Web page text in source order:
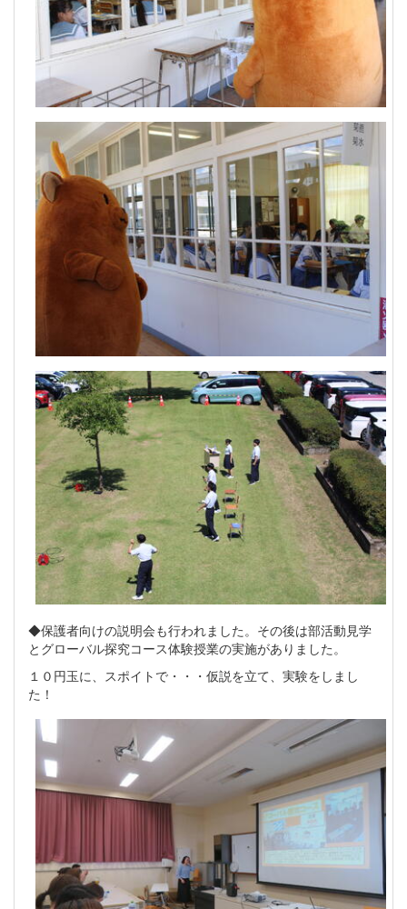
◆保護者向けの説明会も行われました。その後は部活動見学
とグローバル探究コース体験授業の実施がありました。
１０円玉に、スポイトで・・・仮説を立て、実験をしまし
た！